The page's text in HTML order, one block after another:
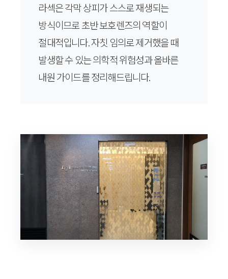
라섹은 각막 상피가 스스로 재생되는
방식이므로 초반 보호렌즈의 역할이
절대적입니다. 자칫 임의로 제거했을 때
발생할 수 있는 의학적 위험성과 올바른
내원 가이드를 정리해드립니다.